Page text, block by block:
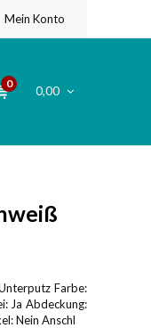
Mein Konto
0
0,00
Farbe:
Ja Abdeckung:
Nein Anschl